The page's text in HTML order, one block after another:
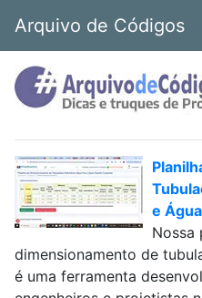
Arquivo de Códigos
e
Nossa
dimensionamento de
é uma ferramenta